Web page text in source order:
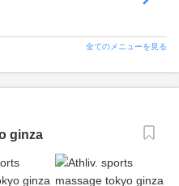
全てのメニューを見る
ginza